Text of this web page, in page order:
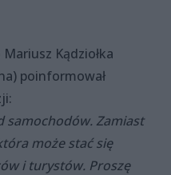
Kądziołka
poinformował
samochodów. Zamiast
może stać się
i turystów. Proszę